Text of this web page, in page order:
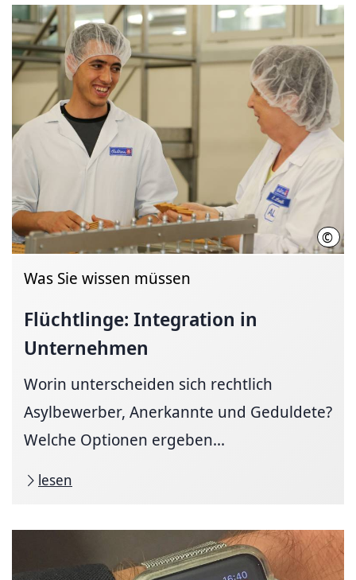
©
Was Sie wissen müssen
Flüchtlinge: Integration in
Unternehmen
Worin unterscheiden sich rechtlich
Asylbewerber, Anerkannte und Geduldete?
Welche Optionen ergeben...
lesen